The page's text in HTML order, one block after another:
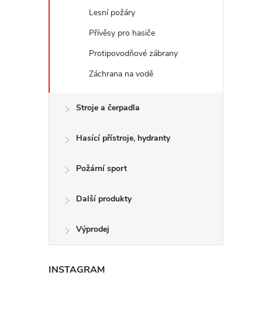
Lesní požáry
Přívěsy pro hasiče
Protipovodňové zábrany
Záchrana na vodě
Stroje a čerpadla
Hasící přístroje, hydranty
Požární sport
Další produkty
Výprodej
INSTAGRAM